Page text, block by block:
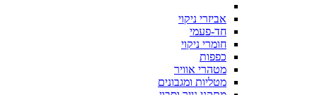
אביזרי ניקוי
חד-פעמי
חומרי ניקוי
כפפות
מטהרי אוויר
מטליות ומגבונים